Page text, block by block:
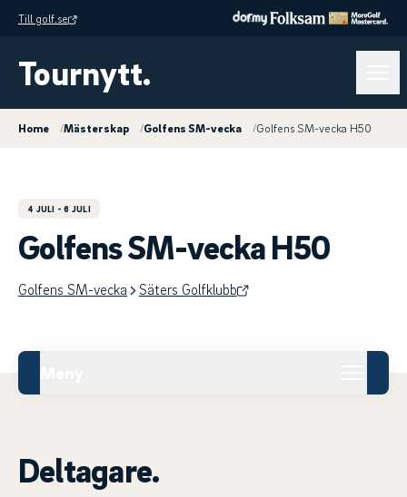
Till golf.se
Tournytt.
Home /Mästerskap /Golfens SM-vecka /Golfens SM-vecka H50
4 JULI - 6 JULI
Golfens SM-vecka H50
Golfens SM-vecka Säters Golfklubb
Deltagare.